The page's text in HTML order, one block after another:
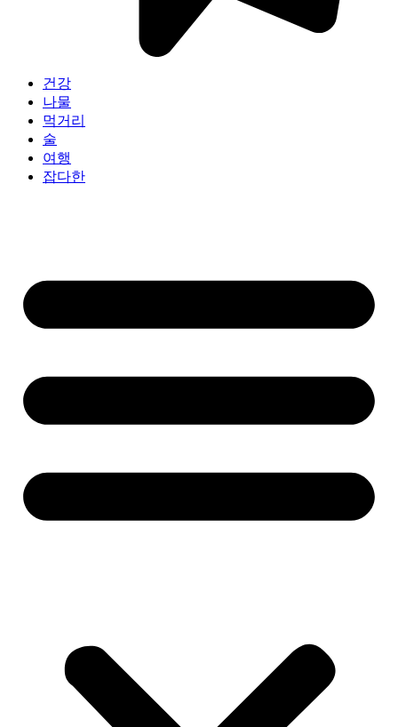
건강
나물
먹거리
술
여행
잡다한